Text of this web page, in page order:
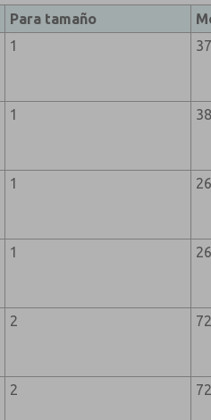
Para tamaño
1
1
1
1
2
2